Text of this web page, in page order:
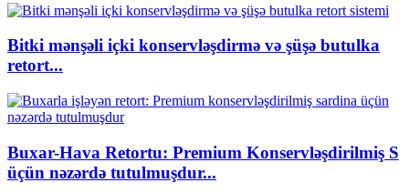
Bitki mənşəli içki konservləşdirmə və şüşə butulka
retort...
Buxar-Hava Retortu: Premium Konservləşdirilmiş S
üçün nəzərdə tutulmuşdur...